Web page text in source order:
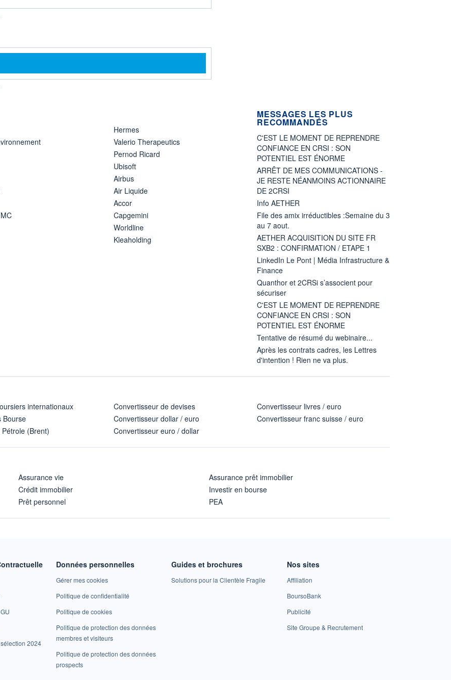
Hermes
Valerio Therapeutics
Pernod Ricard
Ubisoft
Airbus
Air Liquide
Accor
Capgemini
Worldline
Kleaholding
MESSAGES LES PLUS
RECOMMANDÉS
C'EST LE MOMENT DE REPRENDRE
CONFIANCE EN CRSI : SON
POTENTIEL EST ÉNORME
ARRÊT DE MES COMMUNICATIONS -
JE RESTE NÉANMOINS ACTIONNAIRE
DE 2CRSI
Info AETHER
File des amix irréductibles :Semaine du 3
au 7 aout.
AETHER ACQUISITION DU SITE FR
SXB2 : CONFIRMATION / ETAPE 1
LinkedIn Le Pont | Média Infrastructure &
Finance
Quanthor et 2CRSi s’associent pour
sécuriser
C'EST LE MOMENT DE REPRENDRE
CONFIANCE EN CRSI : SON
POTENTIEL EST ÉNORME
Tentative de résumé du webinaire...
Après les contrats cadres, les Lettres
d'intention ! Rien ne va plus.
internationaux
Bourse
(Brent)
Convertisseur de devises
Convertisseur dollar / euro
Convertisseur euro / dollar
Convertisseur livres / euro
Convertisseur franc suisse / euro
Assurance vie
Crédit immobilier
Prêt personnel
Assurance prêt immobilier
Investir en bourse
PEA
2024
Données personnelles
Gérer mes cookies
Politique de confidentialité
Politique de cookies
Politique de protection des données
membres et visiteurs
Politique de protection des données
prospects
Guides et brochures
Solutions pour la Clientèle Fragile
Nos sites
Affiliation
BoursoBank
Publicité
Site Groupe & Recrutement